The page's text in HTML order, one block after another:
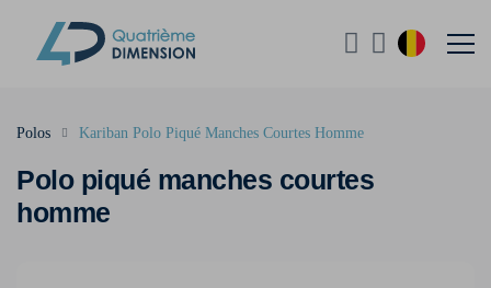
Polo piqué manches courtes
homme
Polos Kariban Polo Piqué Manches Courtes Homme